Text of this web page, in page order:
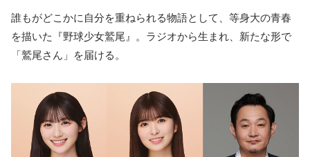
誰もがどこかに自分を重ねられる物語として、等身大の青春
を描いた『野球少女鷲尾』。ラジオから生まれ、新たな形で
「鷲尾さん」を届ける。